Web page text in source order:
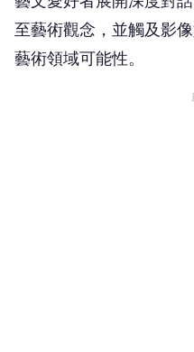
至藝術觀念，並觸及影
藝術領域可能性。